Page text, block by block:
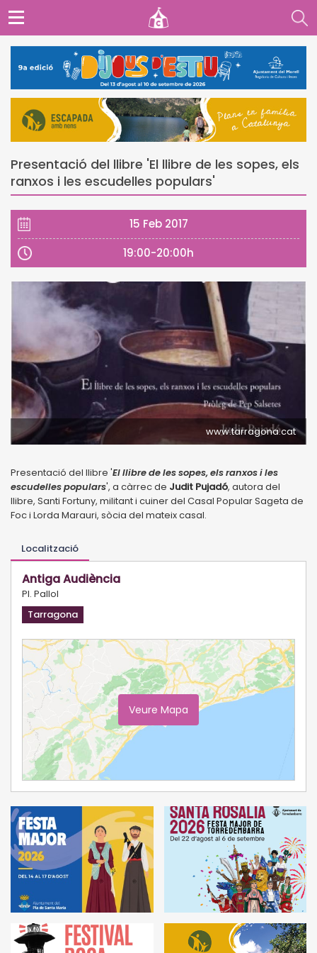
Presentació del llibre 'El llibre de les sopes, els
ranxos i les escudelles populars'
15 Feb 2017
19:00-20:00h
www.tarragona.cat
Presentació del llibre 'El llibre de les sopes, els ranxos i les
escudelles populars', a càrrec de Judit Pujadó, autora del
llibre, Santi Fortuny, militant i cuiner del Casal Popular Sageta de
Foc i Lorda Marauri, sòcia del mateix casal.
Localització
Antiga Audiència
Pl. Pallol
Tarragona
Veure Mapa